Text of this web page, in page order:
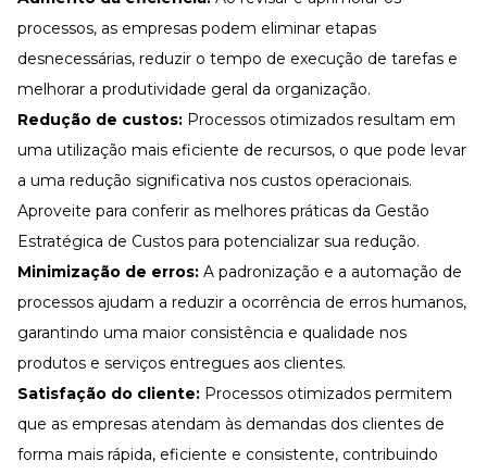
processos, as empresas podem eliminar etapas
desnecessárias, reduzir o tempo de execução de tarefas e
melhorar a produtividade geral da organização.
Redução de custos: Processos otimizados resultam em
uma utilização mais eficiente de recursos, o que pode levar
a uma redução significativa nos custos operacionais.
Aproveite para conferir as melhores práticas da Gestão
Estratégica de Custos para potencializar sua redução.
Minimização de erros: A padronização e a automação de
processos ajudam a reduzir a ocorrência de erros humanos,
garantindo uma maior consistência e qualidade nos
produtos e serviços entregues aos clientes.
Satisfação do cliente: Processos otimizados permitem
que as empresas atendam às demandas dos clientes de
forma mais rápida, eficiente e consistente, contribuindo